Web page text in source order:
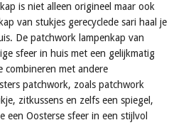
is niet alleen origineel maar ook
van stukjes gerecyclede sari haal je
De patchwork lampenkap van
sfeer in huis met een gelijkmatig
combineren met andere
patchwork, zoals patchwork
zitkussens en zelfs een spiegel,
een Oosterse sfeer in een stijlvol